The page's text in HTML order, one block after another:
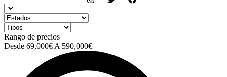
Rango de precios
Desde 69,000€ A 590,000€